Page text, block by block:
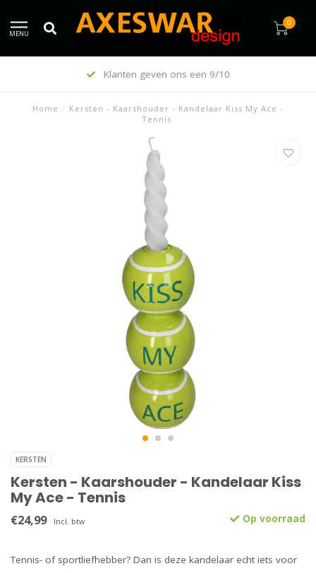
MENU
0
Klanten geven ons een 9/10
Home / Kersten - Kaarshouder - Kandelaar Kiss My Ace -
Tennis
KERSTEN
Kersten - Kaarshouder - Kandelaar Kiss
My Ace - Tennis
€24,99 Incl. btw Op voorraad
Tennis- of sportliefhebber? Dan is deze kandelaar echt iets voor